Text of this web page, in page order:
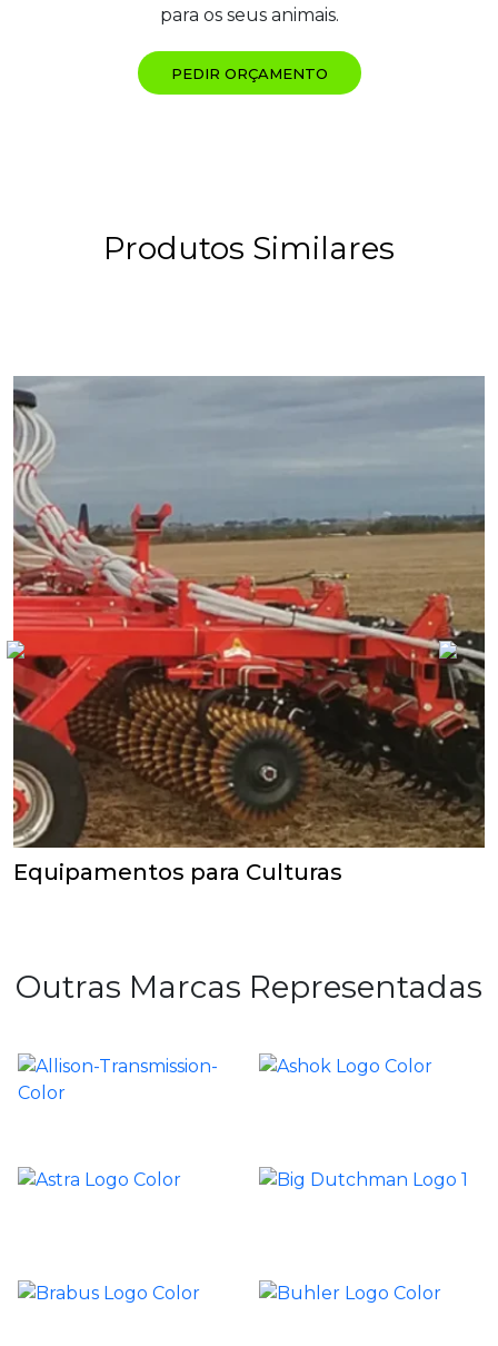
para os seus animais.
PEDIR ORÇAMENTO
Produtos Similares
Equipamentos para Culturas
Outras Marcas Representadas